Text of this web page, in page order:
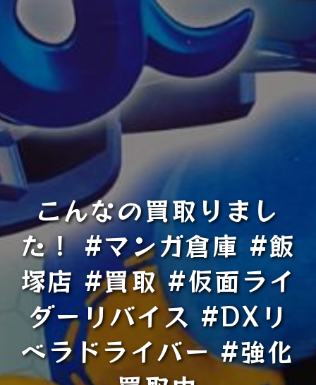
こんなの買取りまし
た！ #マンガ倉庫 #飯
塚店 #買取 #仮面ライ
ダーリバイス #DXリ
ベラドライバー #強化